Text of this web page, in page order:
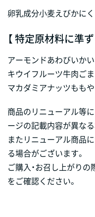
卵乳成分小麦えびかに
【 特定原材料に準ず
アーモンドあわびいか
キウイフルーツ牛肉ごま
マカダミアナッツもも
商品のリニューアル等
ージの記載内容が異な
またリニューアル商品
る場合がございます。
ご購入・お召し上がり
をご確認ください。